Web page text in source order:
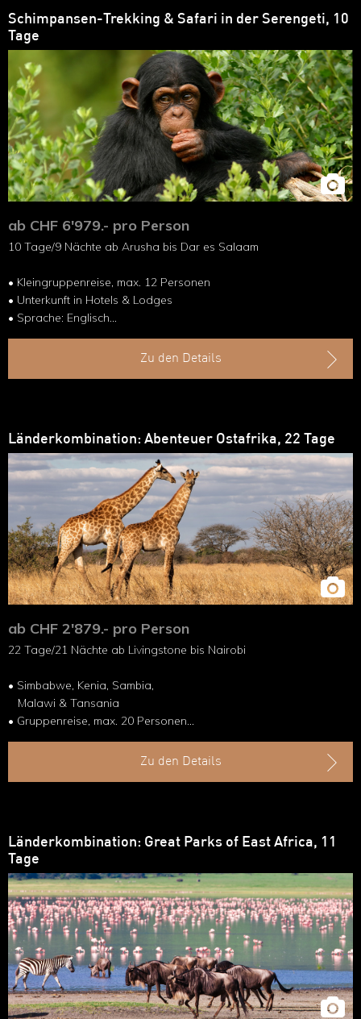
Schimpansen-Trekking & Safari in der Serengeti, 10
Tage
ab CHF 6'979.- pro Person
10 Tage/9 Nächte ab Arusha bis Dar es Salaam
• Kleingruppenreise, max. 12 Personen
• Unterkunft in Hotels & Lodges
• Sprache: Englisch
• Transport im 4x4 Land Cruiser
Zu den Details
Länderkombination: Abenteuer Ostafrika, 22 Tage
ab CHF 2'879.- pro Person
22 Tage/21 Nächte ab Livingstone bis Nairobi
• Simbabwe, Kenia, Sambia,
Malawi & Tansania
• Gruppenreise, max. 20 Personen
• Sprache: Englisch
• Reise im Überland-Truck & Safarifahrzeug
Zu den Details
Länderkombination: Great Parks of East Africa, 11
Tage